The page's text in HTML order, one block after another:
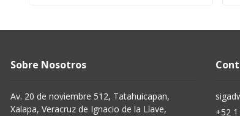
Sobre Nosotros
Av. 20 de noviembre 512, Tatahuicapan,
Xalapa, Veracruz de Ignacio de la Llave,
+52